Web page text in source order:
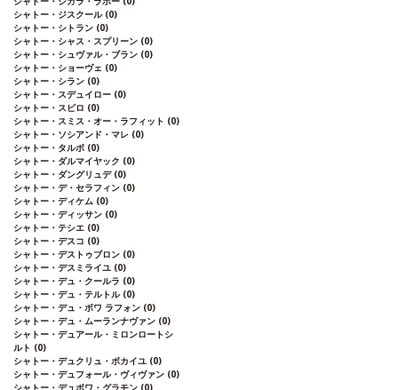
シャトー・ジスクール (0)
シャトー・シトラン (0)
シャトー・シャス・スプリーン (0)
シャトー・シュヴァル・ブラン (0)
シャトー・ショーヴェ (0)
シャトー・シラン (0)
シャトー・スデュイロー (0)
シャトー・スビロ (0)
シャトー・スミス・オー・ラフィット (0)
シャトー・ソシアンド・マレ (0)
シャトー・タルボ (0)
シャトー・ダルマイヤック (0)
シャトー・ダングリュデ (0)
シャトー・デ・セラフィン (0)
シャトー・ディケム (0)
シャトー・ディッサン (0)
シャトー・テシエ (0)
シャトー・デスコ (0)
シャトー・デストゥブロン (0)
シャトー・デスミライユ (0)
シャトー・デュ・クールラ (0)
シャトー・デュ・テルトル (0)
シャトー・デュ・ボワ ラフォン (0)
シャトー・デュ・ムーランナヴァン (0)
シャトー・デュアール・ミロンロートシ
ルト (0)
シャトー・デュクリュ・ボカイユ (0)
シャトー・デュフォール・ヴィヴァン (0)
シャトー・デュボワ・グラモン (0)